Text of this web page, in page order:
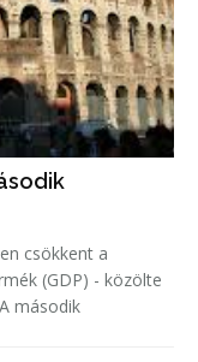
csökkent a
(GDP) - közölte